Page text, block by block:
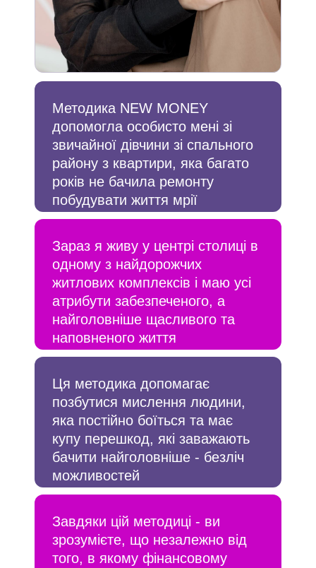
Методика NEW MONEY
допомогла особисто мені зі
звичайної дівчини зі спального
району з квартири, яка багато
років не бачила ремонту
побудувати життя мрії
Зараз я живу у центрі столиці в
одному з найдорожчих
житлових комплексів і маю усі
атрибути забезпеченого, а
найголовніше щасливого та
наповненого життя
Ця методика допомагає
позбутися мислення людини,
яка постійно боїться та має
купу перешкод, які заважають
бачити найголовніше - безліч
можливостей
Завдяки цій методиці - ви
зрозумієте, що незалежно від
того, в якому фінансовому